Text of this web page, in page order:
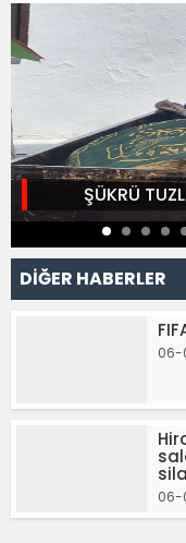
ŞÜKRÜ
DİĞER HABERLER
06-
06-